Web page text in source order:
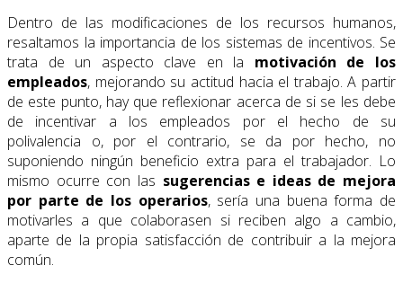
Dentro de las modificaciones de los recursos humanos,
resaltamos la importancia de los sistemas de incentivos. Se
trata de un aspecto clave en la motivación de los
empleados, mejorando su actitud hacia el trabajo. A partir
de este punto, hay que reflexionar acerca de si se les debe
de incentivar a los empleados por el hecho de su
polivalencia o, por el contrario, se da por hecho, no
suponiendo ningún beneficio extra para el trabajador. Lo
mismo ocurre con las sugerencias e ideas de mejora
por parte de los operarios, sería una buena forma de
motivarles a que colaborasen si reciben algo a cambio,
aparte de la propia satisfacción de contribuir a la mejora
común.